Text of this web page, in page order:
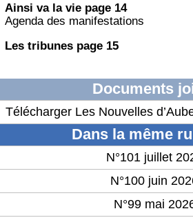
Ainsi va la vie page 14
Agenda des manifestations
Les tribunes page 15
Documents
Télécharger Les Nouvelles
Dans la même
N°101 juillet
N°100 juin
N°99 mai